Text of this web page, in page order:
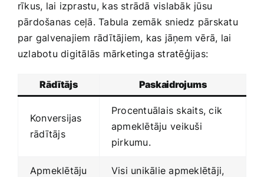
rīkus, lai izprastu, ⁢kas strādā vislabāk jūsu
pārdošanas ceļā. Tabula zemāk sniedz pārskatu
par galvenajiem rādītājiem, kas jāņem vērā, lai
uzlabotu digitālās mārketinga stratēģijas:
Rādītājs Paskaidrojums
Konversijas
rādītājs
Procentuālais skaits, cik
apmeklētāju⁢ veikuši
‌pirkumu.
Apmeklētāju
Visi unikālie apmeklētāji,